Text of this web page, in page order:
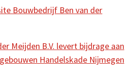
Bouwbedrijf Ben van der
Meijden B.V. levert bijdrage aan
Handelskade Nijmegen